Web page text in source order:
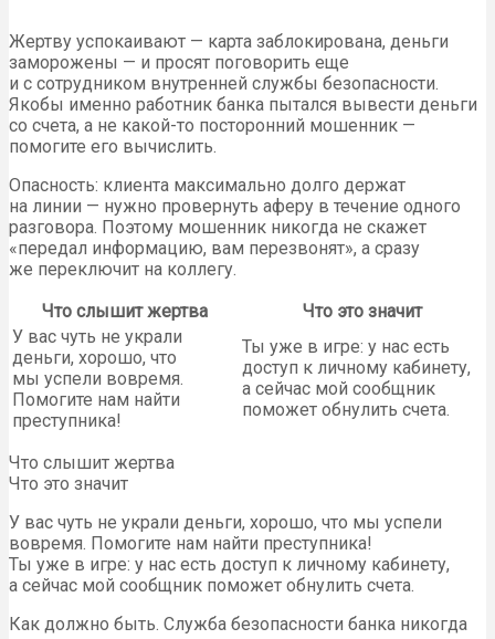
Жертву успокаивают — карта заблокирована, деньги
заморожены — и просят поговорить еще
и с сотрудником внутренней службы безопасности.
Якобы именно работник банка пытался вывести деньги
со счета, а не какой-то посторонний мошенник —
помогите его вычислить.
Опасность: клиента максимально долго держат
на линии — нужно провернуть аферу в течение одного
разговора. Поэтому мошенник никогда не скажет
«передал информацию, вам перезвонят», а сразу
же переключит на коллегу.
Что слышит жертва
Что это значит
У вас чуть не украли
деньги, хорошо, что
мы успели вовремя.
Помогите нам найти
преступника!
Ты уже в игре: у нас есть
доступ к личному кабинету,
а сейчас мой сообщник
поможет обнулить счета.
Что слышит жертва
Что это значит
У вас чуть не украли деньги, хорошо, что мы успели
вовремя. Помогите нам найти преступника!
Ты уже в игре: у нас есть доступ к личному кабинету,
а сейчас мой сообщник поможет обнулить счета.
Как должно быть. Служба безопасности банка никогда